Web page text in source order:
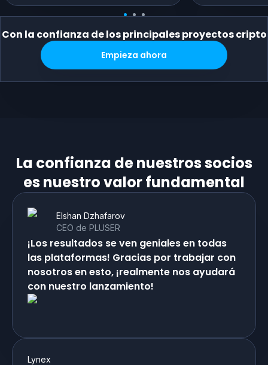
Con la confianza de los principales proyectos cripto
Empieza ahora
La confianza de nuestros socios
es nuestro valor fundamental
¡Los resultados se ven geniales en todas
las plataformas! Gracias por trabajar con
nosotros en esto, ¡realmente nos ayudará
con nuestro lanzamiento!
Elshan Dzhafarov
CEO de PLUSER
Lynex